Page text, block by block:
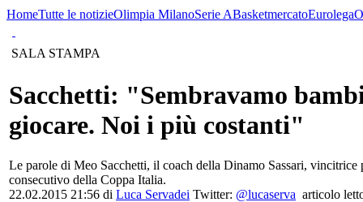
HomeTutte le notizieOlimpia MilanoSerie ABasketmercatoEurolega
SALA STAMPA
Sacchetti: "Sembravamo
giocare. Noi i più costanti"
Le parole di Meo Sacchetti, il coach della Dinamo Sassari, vincitrice
consecutivo della Coppa Italia.
22.02.2015 21:56 di Luca Servadei Twitter: @lucaserva articolo